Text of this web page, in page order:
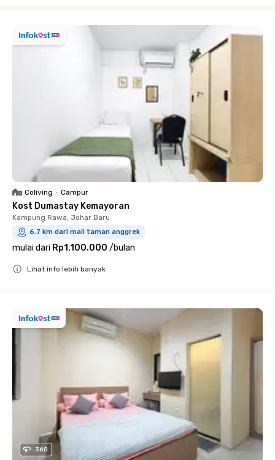
Coliving • Campur
Kost Dumastay Kemayoran
Kampung Rawa, Johar Baru
6.7 km dari mall taman anggrek
mulai dari Rp1.100.000 /bulan
Lihat info lebih banyak
360